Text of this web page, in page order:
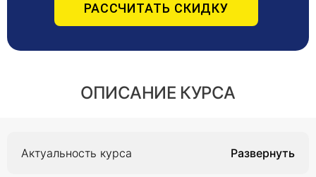
РАССЧИТАТЬ СКИДКУ
ОПИСАНИЕ КУРСА
Актуальность курса